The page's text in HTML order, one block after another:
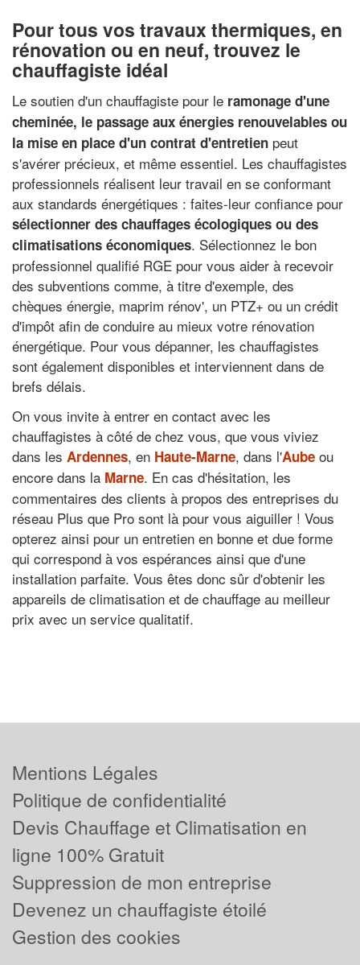
Pour tous vos travaux thermiques, en
rénovation ou en neuf, trouvez le
chauffagiste idéal
Le soutien d'un chauffagiste pour le ramonage d'une
cheminée, le passage aux énergies renouvelables ou
la mise en place d'un contrat d'entretien peut
s'avérer précieux, et même essentiel. Les chauffagistes
professionnels réalisent leur travail en se conformant
aux standards énergétiques : faites-leur confiance pour
sélectionner des chauffages écologiques ou des
climatisations économiques. Sélectionnez le bon
professionnel qualifié RGE pour vous aider à recevoir
des subventions comme, à titre d'exemple, des
chèques énergie, maprim rénov', un PTZ+ ou un crédit
d'impôt afin de conduire au mieux votre rénovation
énergétique. Pour vous dépanner, les chauffagistes
sont également disponibles et interviennent dans de
brefs délais.
On vous invite à entrer en contact avec les
chauffagistes à côté de chez vous, que vous viviez
dans les Ardennes, en Haute-Marne, dans l'Aube ou
encore dans la Marne. En cas d'hésitation, les
commentaires des clients à propos des entreprises du
réseau Plus que Pro sont là pour vous aiguiller ! Vous
opterez ainsi pour un entretien en bonne et due forme
qui correspond à vos espérances ainsi que d'une
installation parfaite. Vous êtes donc sûr d'obtenir les
appareils de climatisation et de chauffage au meilleur
prix avec un service qualitatif.
Mentions Légales
Politique de confidentialité
Devis Chauffage et Climatisation en
ligne 100% Gratuit
Suppression de mon entreprise
Devenez un chauffagiste étoilé
Gestion des cookies